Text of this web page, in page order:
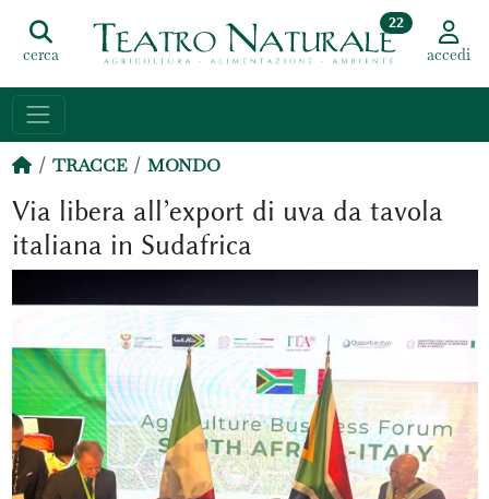
cerca
22
accedi
TRACCE MONDO
Via libera all’export di uva da tavola
italiana in Sudafrica